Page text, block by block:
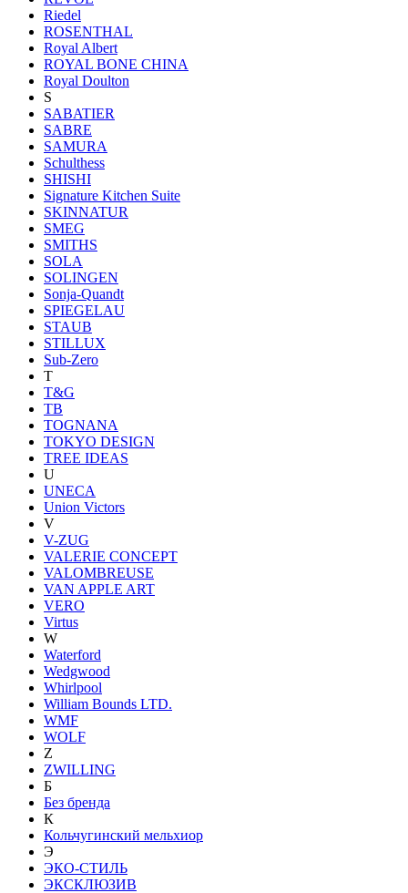
Riedel
ROSENTHAL
Royal Albert
ROYAL BONE CHINA
Royal Doulton
S
SABATIER
SABRE
SAMURA
Schulthess
SHISHI
Signature Kitchen Suite
SKINNATUR
SMEG
SMITHS
SOLA
SOLINGEN
Sonja-Quandt
SPIEGELAU
STAUB
STILLUX
Sub-Zero
T
T&G
TB
TOGNANA
TOKYO DESIGN
TREE IDEAS
U
UNECA
Union Victors
V
V-ZUG
VALERIE CONCEPT
VALOMBREUSE
VAN APPLE ART
VERO
Virtus
W
Waterford
Wedgwood
Whirlpool
William Bounds LTD.
WMF
WOLF
Z
ZWILLING
Б
Без бренда
К
Кольчугинский мельхиор
Э
ЭКО-СТИЛЬ
ЭКСКЛЮЗИВ